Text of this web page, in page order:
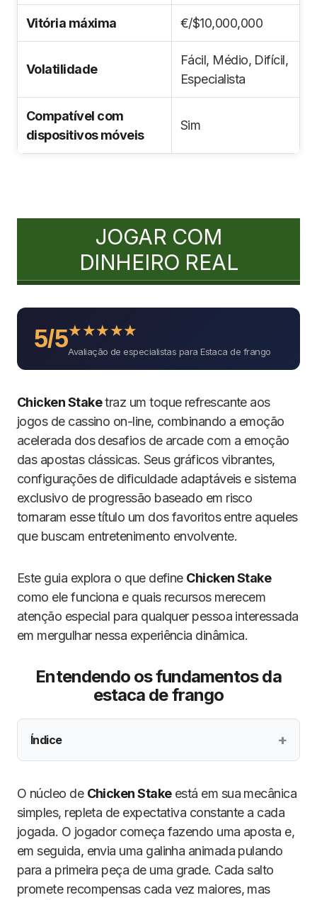
Vitória máxima €/$10,000,000
Volatilidade
Fácil, Médio, Difícil,
Especialista
Compatível com
dispositivos móveis
Sim
JOGAR COM
DINHEIRO REAL
5/5★★★★★
Avaliação de especialistas para Estaca de frango
Chicken Staketraz um toque refrescante aos
jogos de cassino on-line, combinando a emoção
acelerada dos desafios de arcade com a emoção
das apostas clássicas. Seus gráficos vibrantes,
configurações de dificuldade adaptáveis e sistema
exclusivo de progressão baseado em risco
tornaram esse título um dos favoritos entre aqueles
que buscam entretenimento envolvente.
Este guia explora o que define Chicken Stake
como ele funciona e quais recursos merecem
atenção especial para qualquer pessoa interessada
em mergulhar nessa experiência dinâmica.
Entendendo os fundamentos da
estaca de frango
Índice
O núcleo de Chicken Stakeestá em sua mecânica
simples, repleta de expectativa constante a cada
jogada. O jogador começa fazendo uma aposta e,
em seguida, envia uma galinha animada pulando
para a primeira peça de uma grade. Cada salto
promete recompensas cada vez maiores, mas